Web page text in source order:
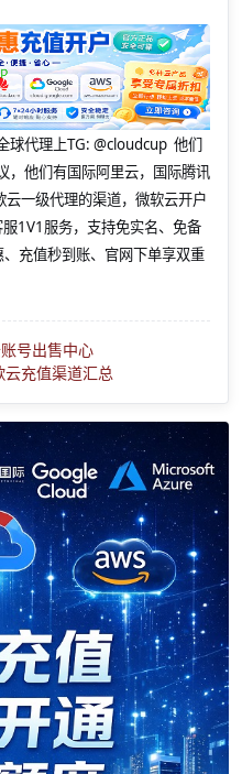
球代理上TG: @cloudcup 他们
，他们有国际阿里云，国际腾讯
一级代理的渠道，微软云开户
1V1服务，支持免实名、免备
充值秒到账、官网下单享双重
号出售中心
充值渠道汇总